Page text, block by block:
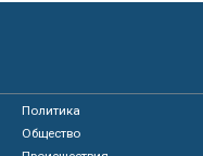
Политика
Общество